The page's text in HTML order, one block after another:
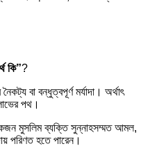
কি”?
বা বন্ধুত্বপূর্ণ মর্যাদা। অর্থাৎ
পথ।
মুসলিম ব্যক্তি সুন্নাহসম্মত আমল,
পরিণত হতে পারেন।